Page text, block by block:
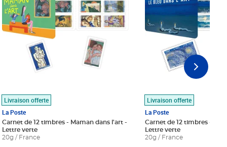
Livraison offerte
La Poste
Carnet de 12 timbres - Maman dans l'art -
Lettre verte
20g / France
Livraison offerte
La Poste
Carnet de 12 timbres - Le
Lettre verte
20g / France